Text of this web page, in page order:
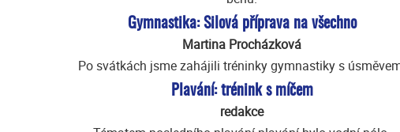
Gymnastika: Silová příprava na všechno
Martina Procházková
Po svátkách jsme zahájili tréninky gymnastiky s
Plavání: trénink s míčem
redakce